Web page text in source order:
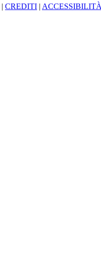
| CREDITI |